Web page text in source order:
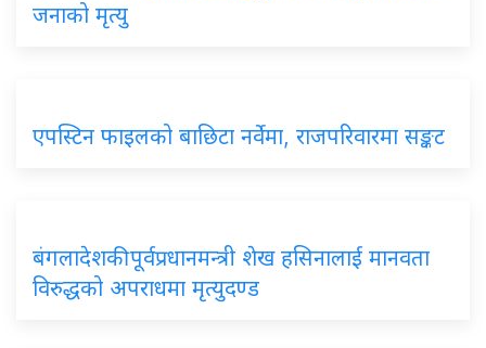
जनाको मृत्यु
एपस्टिन फाइलको बाछिटा नर्वेमा, राजपरिवारमा सङ्कट
बंगलादेशकी पूर्वप्रधानमन्त्री शेख हसिनालाई मानवता
विरुद्धको अपराधमा मृत्युदण्ड